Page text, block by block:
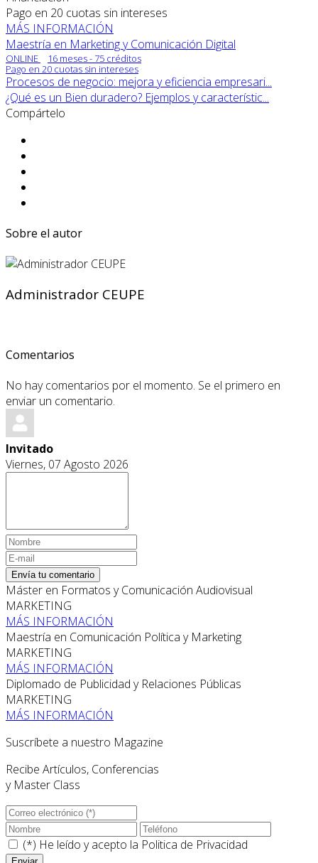
Pago en 20 cuotas sin intereses
MÁS INFORMACIÓN
Maestría en Marketing y Comunicación Digital
ONLINE
16 meses - 75 créditos
Pago en 20 cuotas sin intereses
Procesos de negocio: mejora y eficiencia empresari...
¿Qué es un Bien duradero? Ejemplos y característic...
Compártelo
Sobre el autor
Administrador CEUPE
Comentarios
No hay comentarios por el momento. Se el primero en
enviar un comentario.
Invitado
Viernes, 07 Agosto 2026
Envía tu comentario
Máster en Formatos y Comunicación Audiovisual
MARKETING
MÁS INFORMACIÓN
Maestría en Comunicación Política y Marketing
MARKETING
MÁS INFORMACIÓN
Diplomado de Publicidad y Relaciones Públicas
MARKETING
MÁS INFORMACIÓN
Suscríbete a nuestro Magazine
Recibe Artículos, Conferencias
y Master Class
(*) He leído y acepto la Politica de Privacidad